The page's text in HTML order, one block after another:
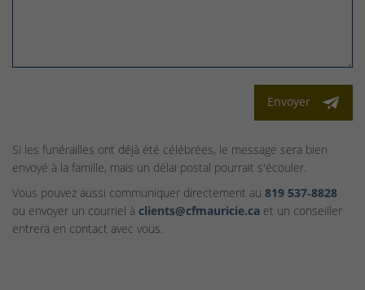
Envoyer
Si les funérailles ont déjà été célébrées, le message sera bien
envoyé à la famille, mais un délai postal pourrait s'écouler.
Vous pouvez aussi communiquer directement au 819 537‑8828
ou envoyer un courriel à clients@cfmauricie.ca et un conseiller
entrera en contact avec vous.